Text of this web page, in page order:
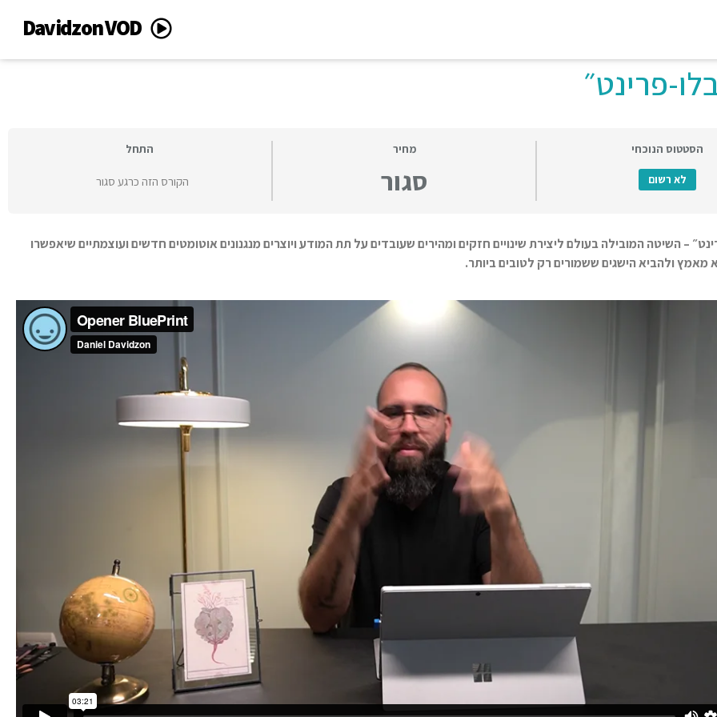
Davidzon VOD
פרינט״
הסטטוס הנוכחי
לא רשום
מחיר
סגור
התחל
הקורס הזה כרגע סגור
– השיטה המובילה בעולם ליצירת שינויים חזקים ומהירים שעובדים על תת המודע ויוצרים מנגנונים אוטומטים חדשים ועוצמתיים שיאפשרו
מאמץ ולהביא הישגים ששמורים רק לטובים ביותר.